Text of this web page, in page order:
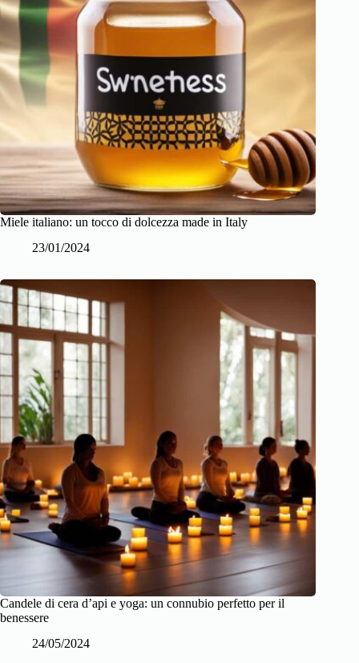
Miele italiano: un tocco di dolcezza made in Italy
23/01/2024
Candele di cera d’api e yoga: un connubio perfetto per il
benessere
24/05/2024